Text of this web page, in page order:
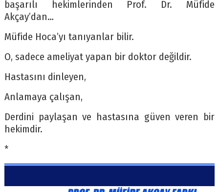
başarılı hekimlerinden Prof. Dr. Müfide
Akçay’dan…
Müfide Hoca’yı tanıyanlar bilir.
O, sadece ameliyat yapan bir doktor değildir.
Hastasını dinleyen,
Anlamaya çalışan,
Derdini paylaşan ve hastasına güven veren bir
hekimdir.
*